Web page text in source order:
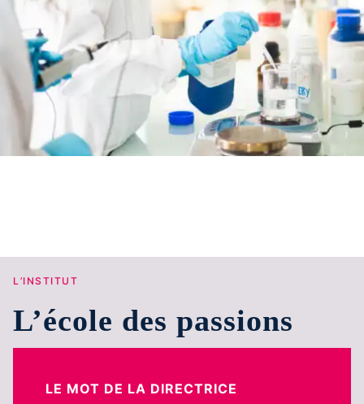
L’INSTITUT
L’école des passions
LE MOT DE LA DIRECTRICE